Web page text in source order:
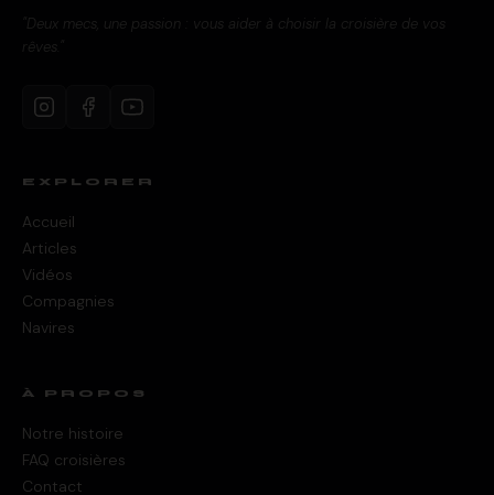
"Deux mecs, une passion : vous aider à choisir la croisière de vos
rêves."
EXPLORER
Accueil
Articles
Vidéos
Compagnies
Navires
À PROPOS
Notre histoire
FAQ croisières
Contact